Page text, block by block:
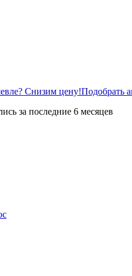
Снизим цену!Подобрать
за последние 6 месяцев